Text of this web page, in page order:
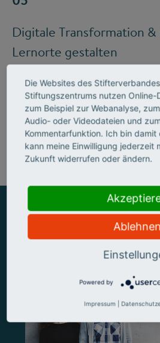
Digitale Transformation
Lernorte gestalten
Mehr zum Handlungsfeld
Kompetenzen"
ZUSAMMEN MEHR
Die Websites des
Stiftungszentrums nutzen Online-
zum Beispiel zur Webanalyse,
Audio- oder Videodateien und
Kommentarfunktion. Ich bin damit
kann meine Einwilligung jederzeit
Zukunft widerrufen oder ändern.
Ablehnen
Powered by
Impressum